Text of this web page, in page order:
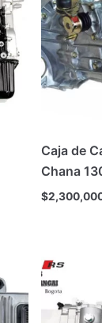
Caja de
Chana
$